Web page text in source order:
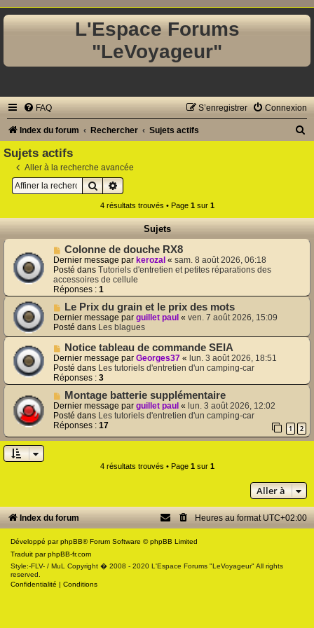
L'Espace Forums
"LeVoyageur"
FAQ Connexion
S’enregistrer
Index du forum Rechercher Sujets actifs
r
c
r
Sujets actifs
Aller à la recherche avancée
RechercherRecherche avancée
4 résultats trouvés • Page 1sur 1
Sujets
N
o
u
v
e
a
m
e
s
s
a
g
e
Colonne de douche RX8
Dernier message par kerozal « sam. 8 août 2026, 06:18
Posté dans Tutoriels d'entretien et petites réparations des
accessoires de cellule
Réponses : 1
N
o
u
v
e
a
u
m
e
s
s
a
g
e
Le Prix du grain et le prix des mots
Dernier message par guillet paul « ven. 7 août 2026, 15:09
Posté dans Les blagues
N
o
u
v
e
u
m
e
s
Notice tableau de commande SEIA
Dernier message par Georges37 « lun. 3 août 2026, 18:51
Posté dans Les tutoriels d'entretien d'un camping-car
Réponses : 3
N
o
u
v
e
a
e
Montage batterie supplémentaire
Dernier message par guillet paul « lun. 3 août 2026, 12:02
Posté dans Les tutoriels d'entretien d'un camping-car
Réponses : 17 1 2
4 résultats trouvés • Page 1sur 1
Aller à
Index du forum Heures au format UTC+02:00
Développé parphpBB® Forum Software © phpBB Limited
Traduit parphpBB-fr.com
Style:-FLV- / MuL Copyright � 2008 - 2020 L'Espace Forums "LeVoyageur" All rights
reserved.
Confidentialité
Conditions